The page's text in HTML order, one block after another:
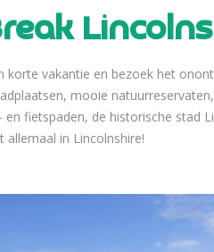
korte vakantie en bezoek het
mooie
en fietspaden, de historische stad
allemaal in Lincolnshire!